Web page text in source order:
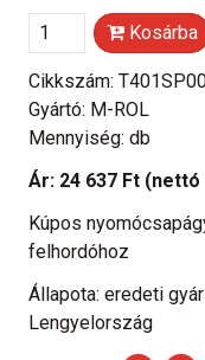
Kosárba
Cikkszám:
Gyártó: M-ROL
Mennyiség: db
Ár: 24 637 Ft (nettó
Kúpos
felhordóhoz
Állapota: eredeti
Lengyelország